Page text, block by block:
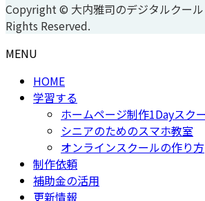
Copyright © 大内雅司のデジタルクー
Rights Reserved.
MENU
HOME
学習する
ホームページ制作1Dayスク
シニアのためのスマホ教室
オンラインスクールの作り方
制作依頼
補助金の活用
更新情報